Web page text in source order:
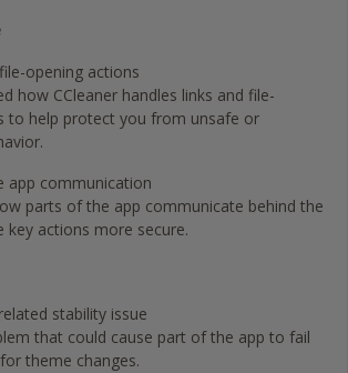
opening actions
how CCleaner handles links and file-
to help protect you from unsafe or
app communication
parts of the app communicate behind the
key actions more secure.
stability issue
that could cause part of the app to fail
theme changes.